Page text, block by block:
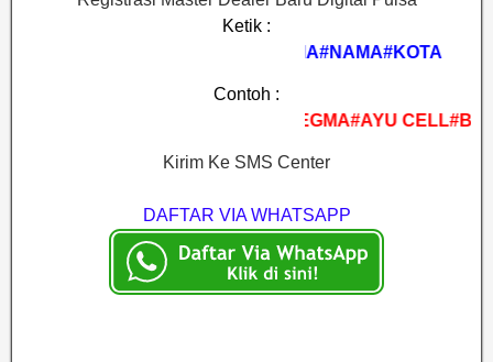
Ketik :
REGMA#NAMA#KOTA
Contoh :
REGMA#AYU CELL#BIMA
Kirim Ke SMS Center
DAFTAR VIA WHATSAPP